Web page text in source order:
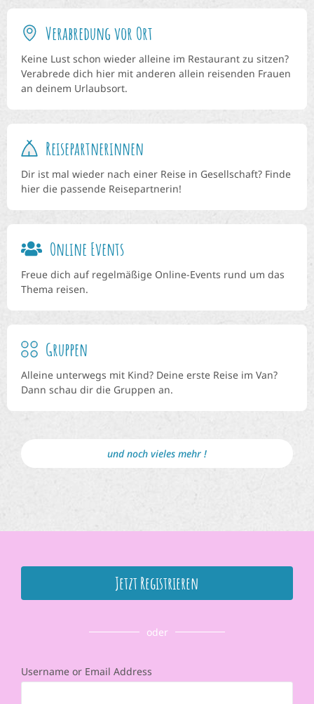
Verabredung vor Ort
Keine Lust schon wieder alleine im Restaurant zu sitzen?
Verabrede dich hier mit anderen allein reisenden Frauen
an deinem Urlaubsort.
Reisepartnerinnen
Dir ist mal wieder nach einer Reise in Gesellschaft? Finde
hier die passende Reisepartnerin!
Online Events
Freue dich auf regelmäßige Online-Events rund um das
Thema reisen.
Gruppen
Alleine unterwegs mit Kind? Deine erste Reise im Van?
Dann schau dir die Gruppen an.
und noch vieles mehr !
Jetzt Registrieren
oder
Username or Email Address